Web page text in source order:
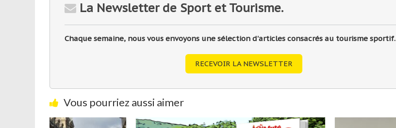
La Newsletter de Sport et Tourisme.
Chaque semaine, nous vous envoyons une sélection d'articles consacrés au tourisme sportif.
RECEVOIR LA NEWSLETTER
Vous pourriez aussi aimer